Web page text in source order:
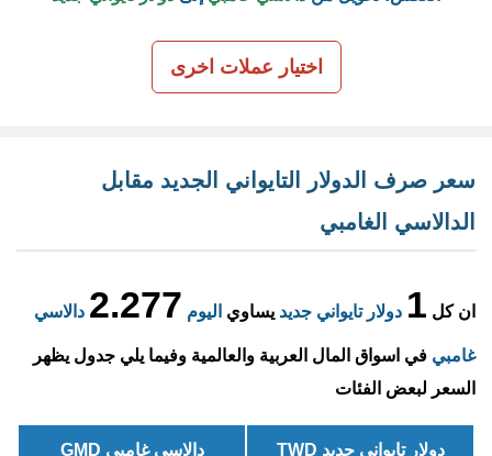
اختيار عملات اخرى
سعر صرف الدولار التايواني الجديد مقابل
الدالاسي الغامبي
ان كل 1 دولار تايواني جديد يساوي اليوم 2.277 دالاسي
غامبي في اسواق المال العربية والعالمية وفيما يلي جدول يظهر
السعر لبعض الفئات
دولار تايواني جديد TWD دالاسي غامبي GMD